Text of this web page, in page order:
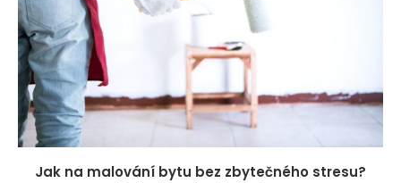
Jak na malování bytu bez zbytečného stresu?